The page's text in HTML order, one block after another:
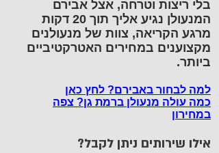
בלי ריצות וטרחה, אצל אבירם
המנעולן נגיע אליך תוך 20 דקות
מרגע הקריאה, צוות של מנעולנים
מקצוענים במחירים האטרקטיביים
ביותר.
למה לבחור באבירם? לחץ כאן
כמה עולה מנעולן ברמת גן? צפה
במחירון
אילו שירותים ניתן לקבל?